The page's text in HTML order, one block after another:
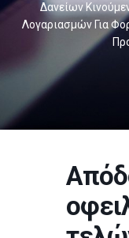
Δανείων
Λογαριασμών Για